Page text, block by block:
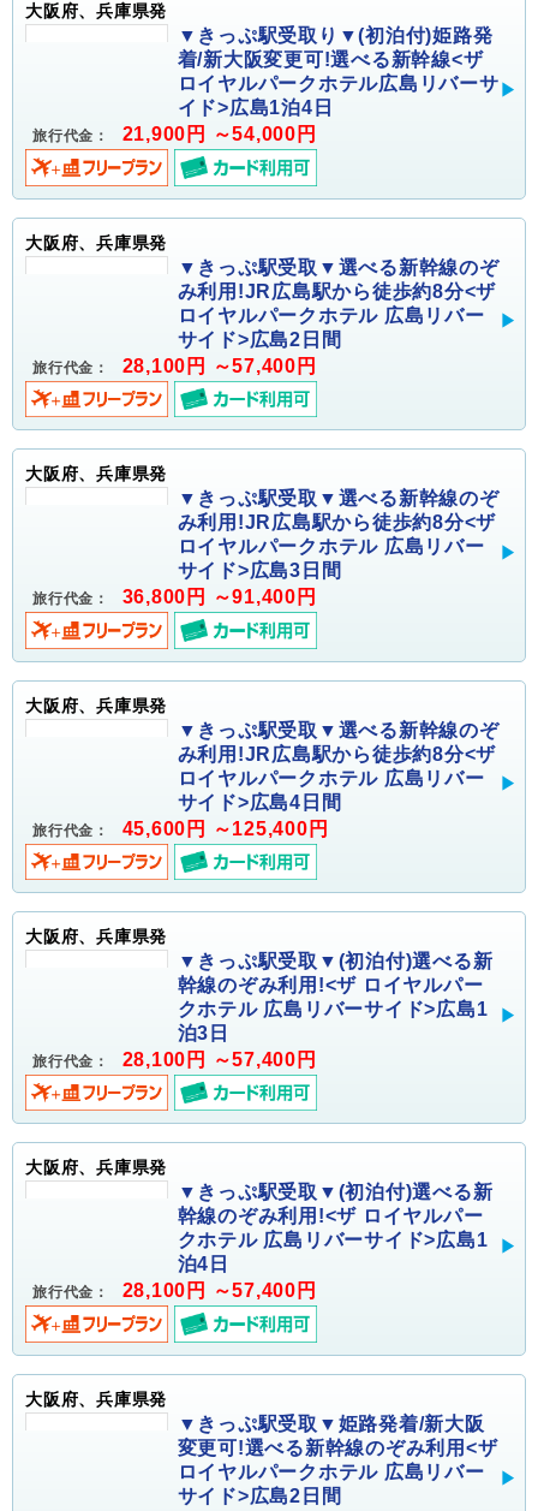
大阪府、兵庫県発
▼きっぷ駅受取り▼(初泊付)姫路発
着/新大阪変更可!選べる新幹線<ザ
ロイヤルパークホテル広島リバーサ
イド>広島1泊4日
旅行代金： 21,900円 ～54,000円
大阪府、兵庫県発
▼きっぷ駅受取▼選べる新幹線のぞ
み利用!JR広島駅から徒歩約8分<ザ
ロイヤルパークホテル 広島リバー
サイド>広島2日間
旅行代金： 28,100円 ～57,400円
大阪府、兵庫県発
▼きっぷ駅受取▼選べる新幹線のぞ
み利用!JR広島駅から徒歩約8分<ザ
ロイヤルパークホテル 広島リバー
サイド>広島3日間
旅行代金： 36,800円 ～91,400円
大阪府、兵庫県発
▼きっぷ駅受取▼選べる新幹線のぞ
み利用!JR広島駅から徒歩約8分<ザ
ロイヤルパークホテル 広島リバー
サイド>広島4日間
旅行代金： 45,600円 ～125,400円
大阪府、兵庫県発
▼きっぷ駅受取▼(初泊付)選べる新
幹線のぞみ利用!<ザ ロイヤルパー
クホテル 広島リバーサイド>広島1
泊3日
旅行代金： 28,100円 ～57,400円
大阪府、兵庫県発
▼きっぷ駅受取▼(初泊付)選べる新
幹線のぞみ利用!<ザ ロイヤルパー
クホテル 広島リバーサイド>広島1
泊4日
旅行代金： 28,100円 ～57,400円
大阪府、兵庫県発
▼きっぷ駅受取▼姫路発着/新大阪
変更可!選べる新幹線のぞみ利用<ザ
ロイヤルパークホテル 広島リバー
サイド>広島2日間